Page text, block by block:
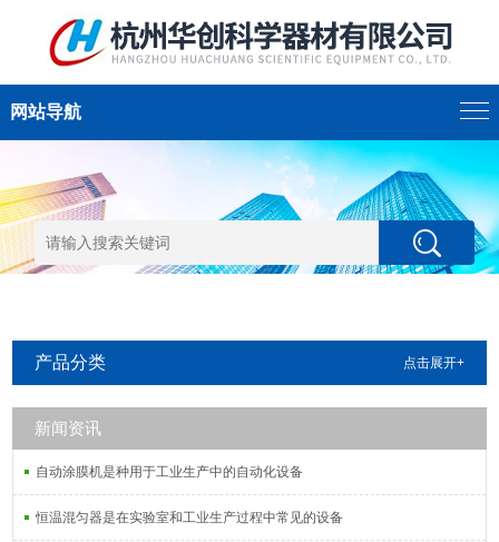
网站导航
产品分类 点击展开+
新闻资讯
自动涂膜机是种用于工业生产中的自动化设备
恒温混匀器是在实验室和工业生产过程中常见的设备